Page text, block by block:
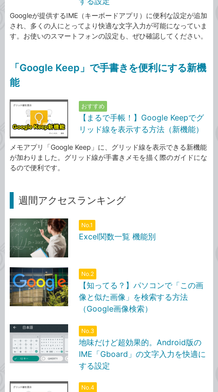
Googleが提供するIME（キーボードアプリ）に便利な設定が追加
され、多くの人にとってより快適な文字入力が可能になっていま
す。お使いのスマートフォンの設定も、ぜひ確認してください。
「Google Keep」で手書きを便利にする新機
能
おすすめ
【まるで手帳！】Google Keepでグ
リッド線を表示する方法（新機能）
メモアプリ「Google Keep」に、グリッド線を表示できる新機能
が加わりました。グリッド線が手書きメモを描く際のガイドにな
るので便利です。
週間アクセスランキング
No.1
Excel関数一覧 機能別
No.2
【知ってる？】パソコンで「この画
像と似た画像」を検索する方法
（Google画像検索）
No.3
地味だけど超効果的。Android版の
IME「Gboard」の文字入力を快適に
する設定
No.4